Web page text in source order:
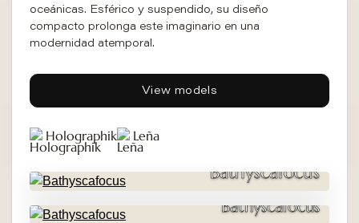
oceánicas. Esférico y suspendido, su diseño
compacto prolonga este imaginario en una
modernidad atemporal.
View models
Holographik Leña
Bathyscafocus
Bathyscafocus